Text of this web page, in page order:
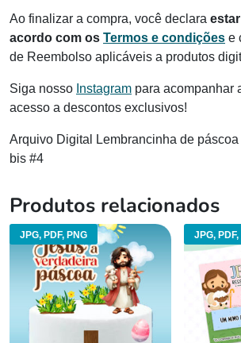
Ao finalizar a compra, você declara
acordo com os Termos e condições e
de Reembolso aplicáveis a produtos
Siga nosso Instagram para acompanhar
acesso a descontos exclusivos!
Arquivo Digital Lembrancinha de
bis #4
Produtos relacionados
JPG, PDF, PNG JPG, PDF,